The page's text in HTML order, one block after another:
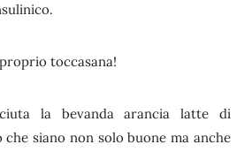
toccasana!
la bevanda arancia latte di
siano non solo buone ma anche